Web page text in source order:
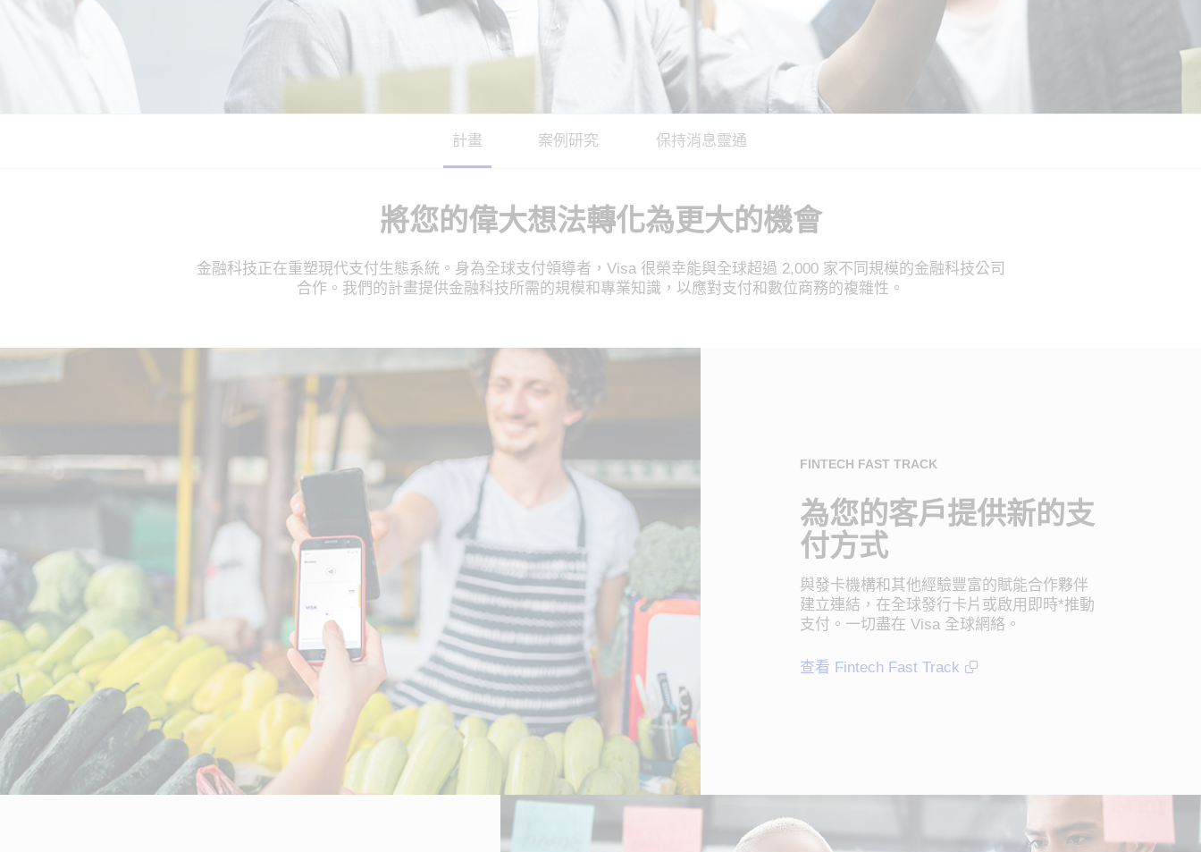
計畫 案例研究 保持消息靈通
將您的偉大想法轉化為更大的機會
金融科技正在重塑現代支付生態系統。身為全球支付領導者，Visa 很榮幸能與全球超過 2,000 家不同規模的金融科技公司
合作。我們的計畫提供金融科技所需的規模和專業知識，以應對支付和數位商務的複雜性。
FINTECH FAST TRACK
為您的客戶提供新的支
付方式
與發卡機構和其他經驗豐富的賦能合作夥伴
建立連結，在全球發行卡片或啟用即時*推動
支付。一切盡在 Visa 全球網絡。
查看 Fintech Fast Track